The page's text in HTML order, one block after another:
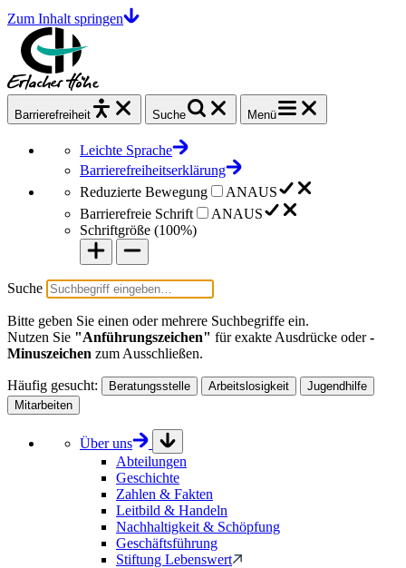
Zum Inhalt springen
Barrierefrei heit Suche Menü
Leichte Sprache
Barrierefreiheitserklärung
Reduzierte Bewegung
ANAUS
Barrierefreie Schrift
ANAUS
Schriftgröße (100%)
Suche
Bitte geben Sie einen oder mehrere Suchbegriffe ein.
Nutzen Sie "Anführungszeichen" für exakte Ausdrücke oder-
Minuszeichen zum Ausschließen.
Häufig gesucht: Beratungsstelle Arbeitslosigkeit
Jugendhilfe
Mitarbeiten
Über uns
Abteilungen
Geschichte
Zahlen & Fakten
Leitbild & Handeln
Nachhaltigkeit & Schöpfung
Geschäftsführung
Stiftung Lebenswert